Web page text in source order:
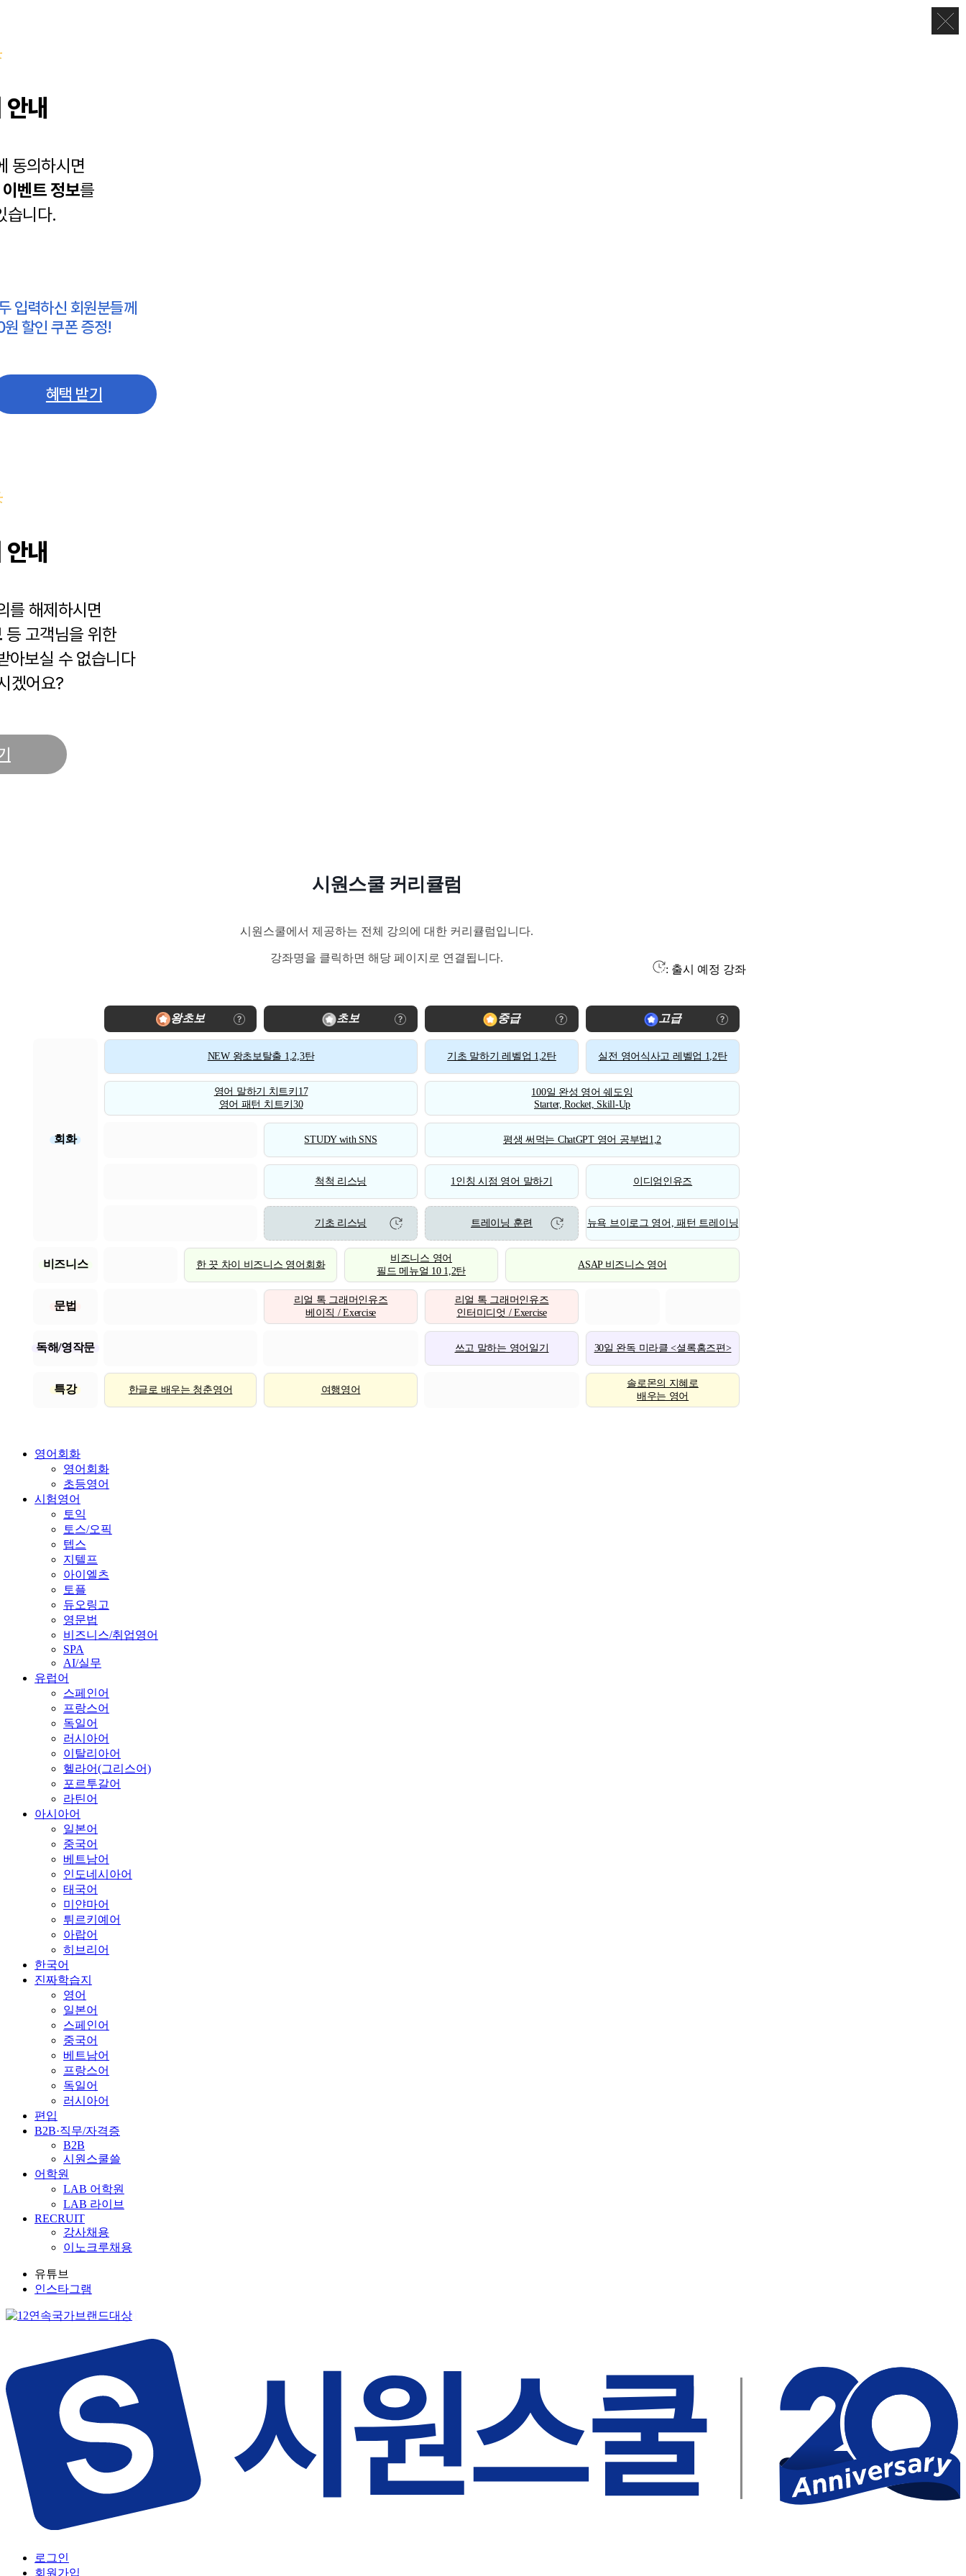
내
동의하시면
이벤트 정보를
습니다.
입력하신 회원분들께
할인 쿠폰 증정!
혜택 받기
내
를 해제하시면
등 고객님을 위한
아보실 수 없습니다
겠어요?
시원스쿨 커리큘럼
시원스쿨에서 제공하는 전체 강의에 대한 커리큘럼입니다.
강좌명을 클릭하면 해당 페이지로 연결됩니다.
: 출시 예정 강좌
왕초보 초보 중급 고급
회화
NEW 왕초보탈출 1,2,3탄 기초 말하기 레벨업 1,2탄 실전 영어식사고 레벨업 1,2탄
영어 말하기 치트키17
영어 패턴 치트키30
100일 완성 영어 쉐도잉
Starter, Rocket, Skill-Up
STUDY with SNS 평생 써먹는 ChatGPT 영어 공부법1,2
척척 리스닝 1인칭 시점 영어 말하기 이디엄인유즈
기초 리스닝 트레이닝 훈련 뉴욕 브이로그 영어, 패턴 트레이닝
비즈니스 한 끗 차이 비즈니스 영어회화
비즈니스 영어
필드 메뉴얼 10 1,2탄
ASAP 비즈니스 영어
문법
리얼 톡 그래머인유즈
베이직 / Exercise
리얼 톡 그래머인유즈
인터미디엇 / Exercise
독해/영작문 쓰고 말하는 영어일기 30일 완독 미라클 <셜록홈즈편>
특강 한글로 배우는 청춘영어 여행영어
솔로몬의 지혜로
배우는 영어
영어회화
영어회화
초등영어
시험영어
토익
토스/오픽
텝스
지텔프
아이엘츠
토플
듀오링고
영문법
비즈니스/취업영어
SPA
AI/실무
유럽어
스페인어
프랑스어
독일어
러시아어
이탈리아어
헬라어(그리스어)
포르투갈어
라틴어
아시아어
일본어
중국어
베트남어
인도네시아어
태국어
미얀마어
튀르키예어
아랍어
히브리어
한국어
진짜학습지
영어
일본어
스페인어
중국어
베트남어
프랑스어
독일어
러시아어
편입
B2B·직무/자격증
B2B
시원스쿨쓸
어학원
LAB 어학원
LAB 라이브
RECRUIT
강사채용
이노크루채용
유튜브
인스타그램
로그인
회원가입